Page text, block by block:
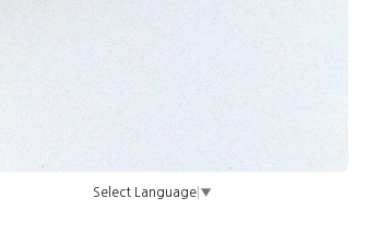
Select Language ▼